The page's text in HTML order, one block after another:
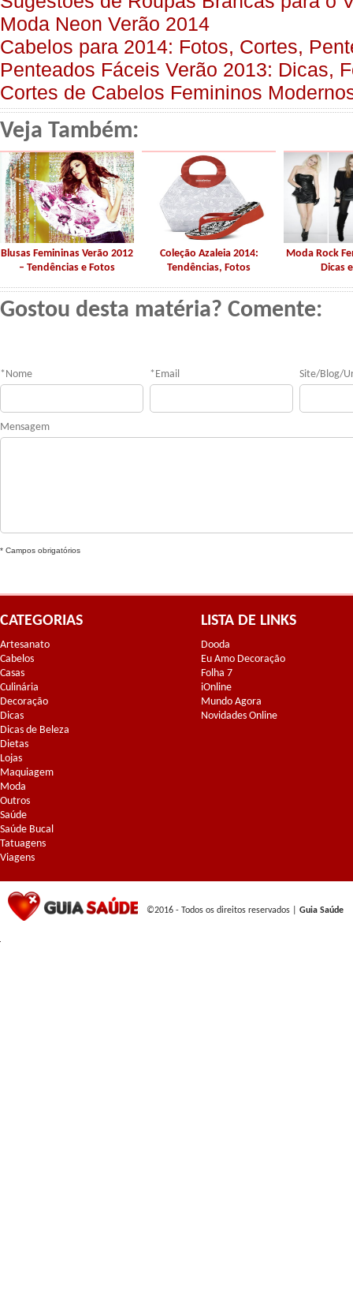
Moda Neon Verão 2014
Cabelos para 2014: Fotos, Cortes,
Penteados Fáceis Verão 2013: Dicas,
Cortes de Cabelos Femininos
Veja Também:
Blusas Femininas Verão 2012
– Tendências e Fotos
Coleção Azaleia 2014:
Tendências, Fotos
Moda Rock
Dicas
Gostou desta matéria? Comente:
* Nome * Email Site/Blog/
Mensagem
* Campos obrigatórios
CATEGORIAS
Artesanato
Cabelos
Casas
Culinária
Decoração
Dicas
Dicas de Beleza
Dietas
Lojas
Maquiagem
Moda
Outros
Saúde
Saúde Bucal
Tatuagens
Viagens
LISTA DE LINKS
Dooda
Eu Amo Decoração
Folha 7
iOnline
Mundo Agora
Novidades Online
©2016 - Todos os direitos reservados | Guia Saúde